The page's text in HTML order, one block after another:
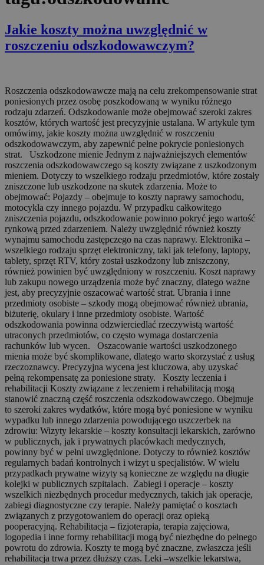
Jakie koszty można uwzględnić w
roszczeniu odszkodowawczym?
Roszczenia odszkodowawcze mają na celu zrekompensowanie strat
poniesionych przez osobę poszkodowaną w wyniku różnego
rodzaju zdarzeń. Odszkodowanie może obejmować szeroki zakres
kosztów, których wartość jest precyzyjnie ustalana. W artykule tym
omówimy, jakie koszty można uwzględnić w roszczeniu
odszkodowawczym, aby zapewnić pełne pokrycie poniesionych
strat. Uszkodzone mienie Jednym z najważniejszych elementów
roszczenia odszkodowawczego są koszty związane z uszkodzonym
mieniem. Dotyczy to wszelkiego rodzaju przedmiotów, które zostały
zniszczone lub uszkodzone na skutek zdarzenia. Może to
obejmować: Pojazdy – obejmuje to koszty naprawy samochodu,
motocykla czy innego pojazdu. W przypadku całkowitego
zniszczenia pojazdu, odszkodowanie powinno pokryć jego wartość
rynkową przed zdarzeniem. Należy uwzględnić również koszty
wynajmu samochodu zastępczego na czas naprawy. Elektronika –
wszelkiego rodzaju sprzęt elektroniczny, taki jak telefony, laptopy,
tablety, sprzęt RTV, który został uszkodzony lub zniszczony,
również powinien być uwzględniony w roszczeniu. Koszt naprawy
lub zakupu nowego urządzenia może być znaczny, dlatego ważne
jest, aby precyzyjnie oszacować wartość strat. Ubrania i inne
przedmioty osobiste – szkody mogą obejmować również ubrania,
biżuterię, okulary i inne przedmioty osobiste. Wartość
odszkodowania powinna odzwierciedlać rzeczywistą wartość
utraconych przedmiotów, co często wymaga dostarczenia
rachunków lub wycen. Oszacowanie wartości uszkodzonego
mienia może być skomplikowane, dlatego warto skorzystać z usług
rzeczoznawcy. Precyzyjna wycena jest kluczowa, aby uzyskać
pełną rekompensatę za poniesione straty. Koszty leczenia i
rehabilitacji Koszty związane z leczeniem i rehabilitacją mogą
stanowić znaczną część roszczenia odszkodowawczego. Obejmuje
to szeroki zakres wydatków, które mogą być poniesione w wyniku
wypadku lub innego zdarzenia powodującego uszczerbek na
zdrowiu: Wizyty lekarskie – koszty konsultacji lekarskich, zarówno
w publicznych, jak i prywatnych placówkach medycznych,
powinny być w pełni uwzględnione. Dotyczy to również kosztów
regularnych badań kontrolnych i wizyt u specjalistów. W wielu
przypadkach prywatne wizyty są konieczne ze względu na długie
kolejki w publicznych szpitalach. Zabiegi i operacje – koszty
wszelkich niezbędnych procedur medycznych, takich jak operacje,
zabiegi diagnostyczne czy terapie. Należy pamiętać o kosztach
związanych z przygotowaniem do operacji oraz opieką
pooperacyjną. Rehabilitacja – fizjoterapia, terapia zajęciowa,
logopedia i inne formy rehabilitacji mogą być niezbędne do pełnego
powrotu do zdrowia. Koszty te mogą być znaczne, zwłaszcza jeśli
rehabilitacja trwa przez dłuższy czas. Leki –wszelkie lekarstwa,